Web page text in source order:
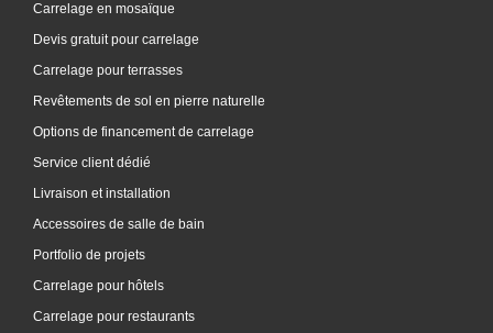
Carrelage en mosaïque
Devis gratuit pour carrelage
Carrelage pour terrasses
Revêtements de sol en pierre naturelle
Options de financement de carrelage
Service client dédié
Livraison et installation
Accessoires de salle de bain
Portfolio de projets
Carrelage pour hôtels
Carrelage pour restaurants